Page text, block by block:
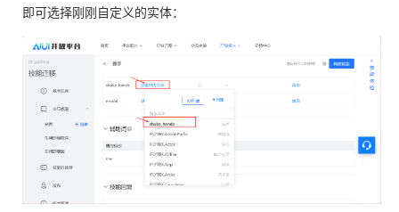
即可选择刚刚自定义的实体：